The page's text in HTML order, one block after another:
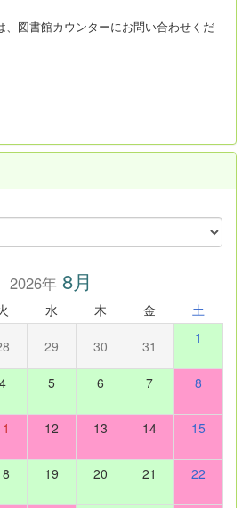
、図書館カウンターにお問い合わせくだ
2026年8月
水 木 金 土
29 30 31 1
4 5 6 7 8
12 13 14 15
19 20 21 22